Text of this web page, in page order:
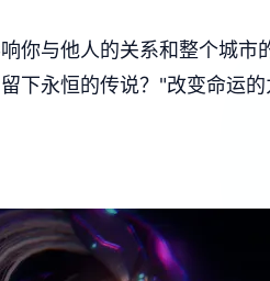
你与他人的关系和整个城市
下永恒的传说？"改变命运